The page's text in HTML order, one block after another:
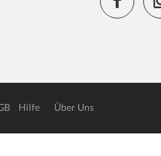
Hilfe Über Uns